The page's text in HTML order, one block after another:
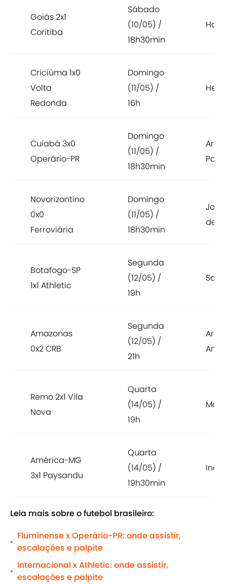
Goiás 2x1
Coritiba
Sábado
(10/05) /
18h30min
Criciúma 1x0
Volta
Redonda
Domingo
(11/05) /
16h
Cuiabá 3x0
Operário-PR
Domingo
(11/05) /
18h30min
Novorizontino
0x0
Ferroviária
Domingo
(11/05) /
18h30min
de
Botafogo-SP
1x1 Athletic
Segunda
(12/05) /
19h
Amazonas
0x2 CRB
Segunda
(12/05) /
21h
Remo 2x1 Vila
Nova
Quarta
(14/05) /
19h
América-MG
3x1 Paysandu
Quarta
(14/05) /
19h30min
Leia mais sobre o futebol brasileiro:
•
Fluminense x Operário-PR: onde assistir,
escalações e palpite
•
Internacional x Athletic: onde assistir,
escalações e palpite